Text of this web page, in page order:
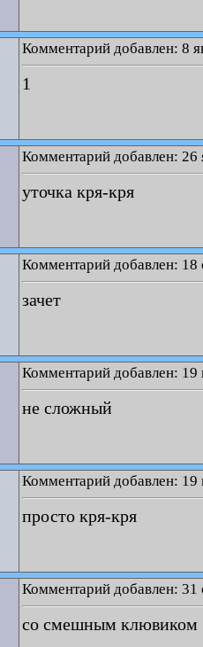
Комментарий добавлен: 8
1
Комментарий добавлен: 26
уточка кря-кря
Комментарий добавлен: 18
зачет
Комментарий добавлен: 19
не сложный
Комментарий добавлен: 19
просто кря-кря
Комментарий добавлен: 31
со смешным клювиком